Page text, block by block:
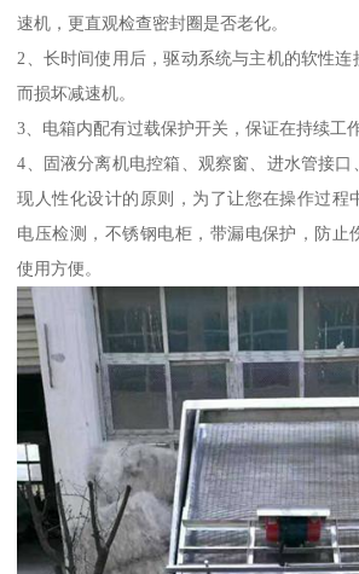
速机，更直观检查密封圈是否老化。
2、长时间使用后，驱动系统与主机的软性
而损坏减速机。
3、电箱内配有过载保护开关，保证在持续工
4、固液分离机电控箱、观察窗、进水管接
现人性化设计的原则，为了让您在操作过程
电压检测，不锈钢电柜，带漏电保护，防止
使用方便。